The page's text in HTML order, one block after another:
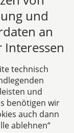
von
Belgien
gilt das
sowie
und
an
technisch
und
benötigen wir
auch dann
ablehnen“